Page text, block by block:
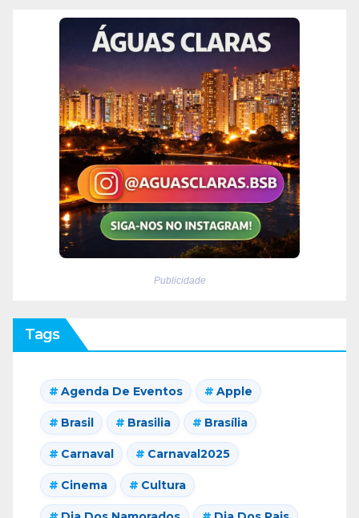
Publicidade
Tags
Agenda De Eventos Apple
Brasil Brasilia Brasília
Carnaval Carnaval2025
Cinema Cultura